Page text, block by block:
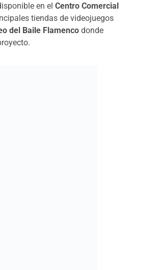
en el Centro Comercial
tiendas de videojuegos
del Baile Flamenco donde